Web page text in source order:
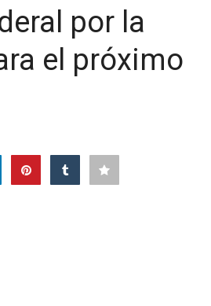
por la
el próximo